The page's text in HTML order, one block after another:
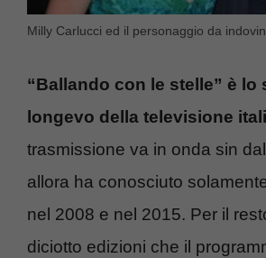
Milly Carlucci ed il personaggio da
“Ballando con le stelle” è lo
longevo della televisione
trasmissione va in onda sin
allora ha conosciuto
nel 2008 e nel 2015. Per il
diciotto edizioni che il